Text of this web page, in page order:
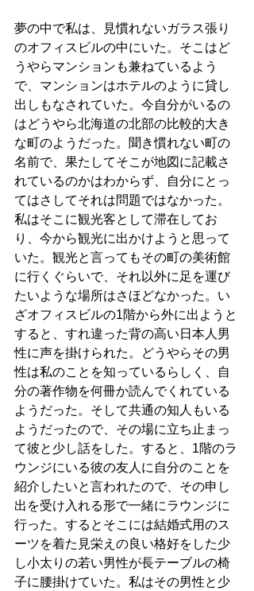
夢の中で私は、見慣れないガラス張り
のオフィスビルの中にいた。そこはど
うやらマンションも兼ねているよう
で、マンションはホテルのように貸し
出しもなされていた。今自分がいるの
はどうやら北海道の北部の比較的大き
な町のようだった。聞き慣れない町の
名前で、果たしてそこが地図に記載さ
れているのかはわからず、自分にとっ
てはさしてそれは問題ではなかった。
私はそこに観光客として滞在してお
り、今から観光に出かけようと思って
いた。観光と言ってもその町の美術館
に行くぐらいで、それ以外に足を運び
たいような場所はさほどなかった。い
ざオフィスビルの1階から外に出ようと
すると、すれ違った背の高い日本人男
性に声を掛けられた。どうやらその男
性は私のことを知っているらしく、自
分の著作物を何冊か読んでくれている
ようだった。そして共通の知人もいる
ようだったので、その場に立ち止まっ
て彼と少し話をした。すると、1階のラ
ウンジにいる彼の友人に自分のことを
紹介したいと言われたので、その申し
出を受け入れる形で一緒にラウンジに
行った。するとそこには結婚式用のス
ーツを着た見栄えの良い格好をした少
し小太りの若い男性が長テーブルの椅
子に腰掛けていた。私はその男性と少